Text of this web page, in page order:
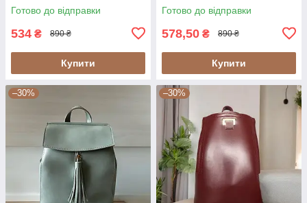
Готово до відправки
534 ₴ 890 ₴
Купити
Готово до відправки
578,50 ₴ 890 ₴
Купити
–30% –30%